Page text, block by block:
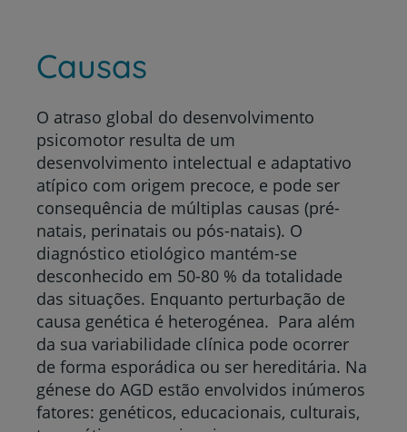
Causas
O atraso global do desenvolvimento
psicomotor resulta de um
desenvolvimento intelectual e adaptativo
atípico com origem precoce, e pode ser
consequência de múltiplas causas (pré-
natais, perinatais ou pós-natais). O
diagnóstico etiológico mantém-se
desconhecido em 50-80 % da totalidade
das situações. Enquanto perturbação de
causa genética é heterogénea. Para além
da sua variabilidade clínica pode ocorrer
de forma esporádica ou ser hereditária. Na
génese do AGD estão envolvidos inúmeros
fatores: genéticos, educacionais, culturais,